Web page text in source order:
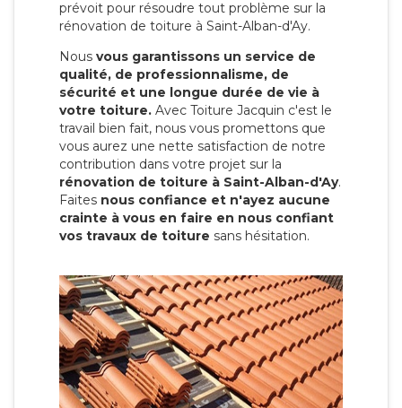
prévoit pour résoudre tout problème sur la
rénovation de toiture à Saint-Alban-d'Ay.
Nous vous garantissons un service de
qualité, de professionnalisme, de
sécurité et une longue durée de vie à
votre toiture. Avec Toiture Jacquin c'est le
travail bien fait, nous vous promettons que
vous aurez une nette satisfaction de notre
contribution dans votre projet sur la
rénovation de toiture à Saint-Alban-d'Ay.
Faites nous confiance et n'ayez aucune
crainte à vous en faire en nous confiant
vos travaux de toiture sans hésitation.